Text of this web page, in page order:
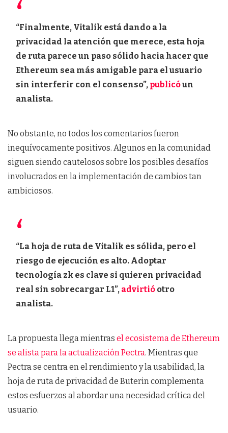
“Finalmente, Vitalik está dando a la
privacidad la atención que merece, esta hoja
de ruta parece un paso sólido hacia hacer que
Ethereum sea más amigable para el usuario
sin interferir con el consenso”, publicóun
analista.
No obstante, no todos los comentarios fueron
inequívocamente positivos. Algunos en la comunidad
siguen siendo cautelosos sobre los posibles desafíos
involucrados en la implementación de cambios tan
ambiciosos.
“La hoja de ruta de Vitalik es sólida, pero el
riesgo de ejecución es alto. Adoptar
tecnología zk es clave si quieren privacidad
real sin sobrecargar L1”, advirtió otro
analista.
La propuesta llega mientras el ecosistema de Ethereum
se alista para la actualización Pectra. Mientras que
Pectra se centra en el rendimiento y la usabilidad, la
hoja de ruta de privacidad de Buterin complementa
estos esfuerzos al abordar una necesidad crítica del
usuario.